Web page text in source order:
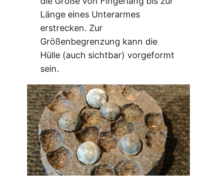
Länge eines Unterarmes
erstrecken. Zur
Größenbegrenzung kann die
Hülle (auch sichtbar) vorgeformt
sein.